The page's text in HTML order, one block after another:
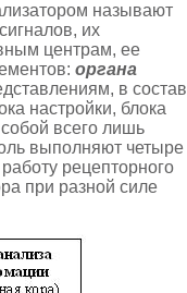
называют
их
центрам, ее
органа
в состав
настройки, блока
всего лишь
выполняют четыре
рецепторного
при разной силе